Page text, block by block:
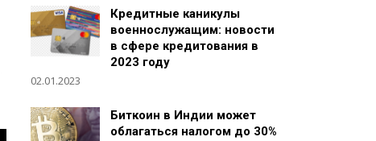
Кредитные каникулы
военнослужащим: новости
в сфере кредитования в
2023 году
02.01.2023
Биткоин в Индии может
облагаться налогом до 30%